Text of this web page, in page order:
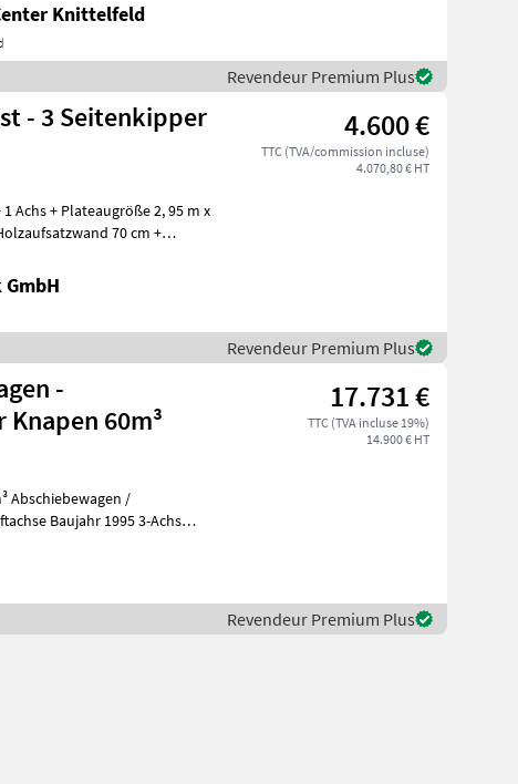
Knittelfeld
Revendeur Premium Plus
- 3 Seitenkipper 4.600 €
TTC (TVA/commission incluse)
4.070,80 € HT
Achs + Plateaugröße 2, 95 m x
70 cm +
Revendeur Premium Plus
-
60m³
17.731 €
TTC (TVA incluse 19%)
14.900 € HT
Baujahr 1995 3-Achs
Revendeur Premium Plus